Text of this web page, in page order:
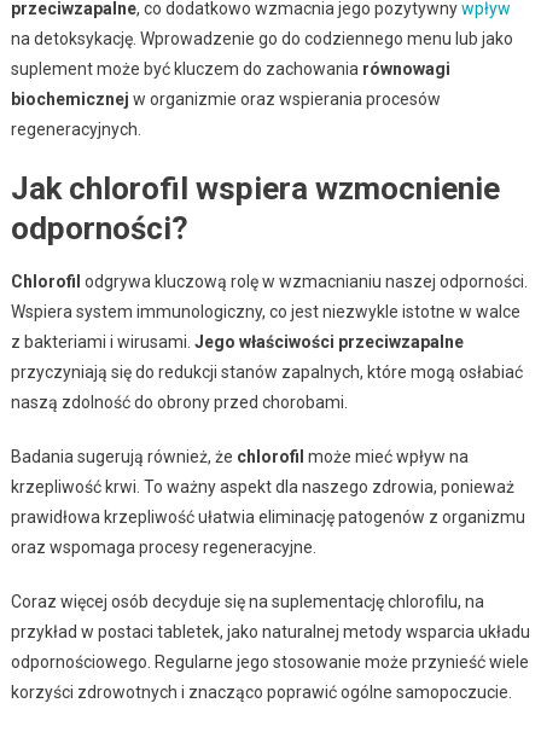
przeciwzapalne, co dodatkowo wzmacnia jego pozytywnywpływ
na detoksykację. Wprowadzenie go do codziennego menu lub jako
suplement może być kluczem do zachowania równowagi
biochemicznej w organizmie oraz wspierania procesów
regeneracyjnych.
Jak chlorofil wspiera wzmocnienie
odporności?
Chlorofil odgrywa kluczową rolę w wzmacnianiu naszej odporności.
Wspiera system immunologiczny, co jest niezwykle istotne w walce
z bakteriami i wirusami. Jego właściwości przeciwzapalne
przyczyniają się do redukcji stanów zapalnych, które mogą osłabiać
naszą zdolność do obrony przed chorobami.
Badania sugerują również, że chlorofil może mieć wpływ na
krzepliwość krwi. To ważny aspekt dla naszego zdrowia, ponieważ
prawidłowa krzepliwość ułatwia eliminację patogenów z organizmu
oraz wspomaga procesy regeneracyjne.
Coraz więcej osób decyduje się na suplementację chlorofilu, na
przykład w postaci tabletek, jako naturalnej metody wsparcia układu
odpornościowego. Regularne jego stosowanie może przynieść wiele
korzyści zdrowotnych i znacząco poprawić ogólne samopoczucie.